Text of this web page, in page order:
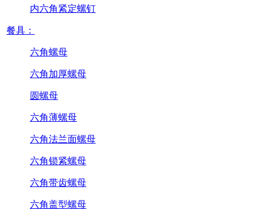
内六角紧定螺钉
餐具：
六角螺母
六角加厚螺母
圆螺母
六角薄螺母
六角法兰面螺母
六角锁紧螺母
六角带齿螺母
六角盖型螺母